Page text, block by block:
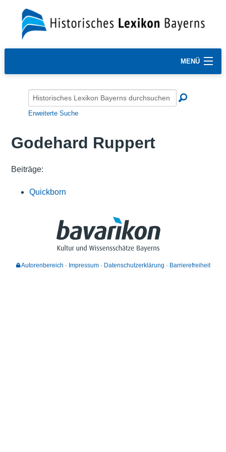
MENÜ
Erweiterte Suche
Godehard Ruppert
Beiträge:
Quickborn
Autorenbereich Impressum Datenschutzerklärung Barrierefreiheit